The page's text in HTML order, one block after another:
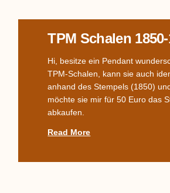
TPM Schalen
Hi, besitze ein Pendant
TPM-Schalen, kann sie auch
anhand des Stempels (1850)
möchte sie mir für 50 Euro das
abkaufen.
Read More